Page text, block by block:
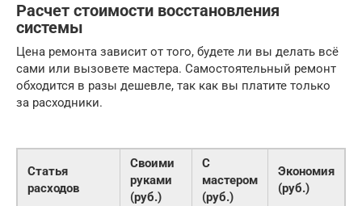
Расчет стоимости восстановления
системы
Цена ремонта зависит от того, будете ли вы делать всё
сами или вызовете мастера. Самостоятельный ремонт
обходится в разы дешевле, так как вы платите только
за расходники.
Статья
расходов
Своими
руками
(руб.)
С
мастером
(руб.)
Экономия
(руб.)